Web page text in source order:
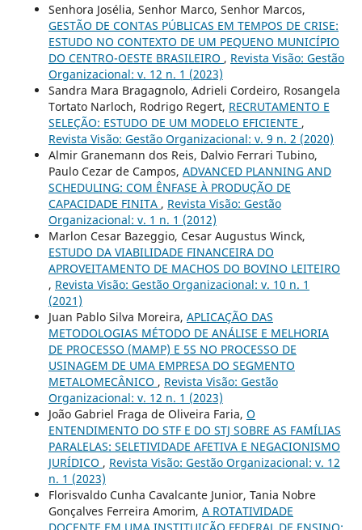
Senhora Josélia, Senhor Marco, Senhor Marcos,
GESTÃO DE CONTAS PÚBLICAS EM TEMPOS DE CRISE:
ESTUDO NO CONTEXTO DE UM PEQUENO MUNICÍPIO
DO CENTRO-OESTE BRASILEIRO , Revista Visão: Gestão
Organizacional: v. 12 n. 1 (2023)
Sandra Mara Bragagnolo, Adrieli Cordeiro, Rosangela
Tortato Narloch, Rodrigo Regert, RECRUTAMENTO E
SELEÇÃO: ESTUDO DE UM MODELO EFICIENTE ,
Revista Visão: Gestão Organizacional: v. 9 n. 2 (2020)
Almir Granemann dos Reis, Dalvio Ferrari Tubino,
Paulo Cezar de Campos, ADVANCED PLANNING AND
SCHEDULING: COM ÊNFASE À PRODUÇÃO DE
CAPACIDADE FINITA , Revista Visão: Gestão
Organizacional: v. 1 n. 1 (2012)
Marlon Cesar Bazeggio, Cesar Augustus Winck,
ESTUDO DA VIABILIDADE FINANCEIRA DO
APROVEITAMENTO DE MACHOS DO BOVINO LEITEIRO
, Revista Visão: Gestão Organizacional: v. 10 n. 1
(2021)
Juan Pablo Silva Moreira, APLICAÇÃO DAS
METODOLOGIAS MÉTODO DE ANÁLISE E MELHORIA
DE PROCESSO (MAMP) E 5S NO PROCESSO DE
USINAGEM DE UMA EMPRESA DO SEGMENTO
METALOMECÂNICO , Revista Visão: Gestão
Organizacional: v. 12 n. 1 (2023)
João Gabriel Fraga de Oliveira Faria, O
ENTENDIMENTO DO STF E DO STJ SOBRE AS FAMÍLIAS
PARALELAS: SELETIVIDADE AFETIVA E NEGACIONISMO
JURÍDICO , Revista Visão: Gestão Organizacional: v. 12
n. 1 (2023)
Florisvaldo Cunha Cavalcante Junior, Tania Nobre
Gonçalves Ferreira Amorim, A ROTATIVIDADE
DOCENTE EM UMA INSTITUIÇÃO FEDERAL DE ENSINO: